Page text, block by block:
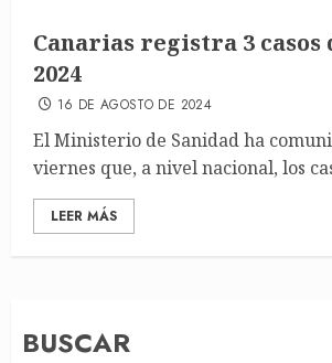
Canarias registra 3 casos
2024
16 DE AGOSTO DE 2024
El Ministerio de Sanidad ha
viernes que, a nivel nacional, los
LEER MÁS
BUSCAR